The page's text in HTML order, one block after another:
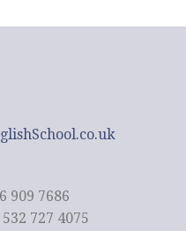
909 7686
727 4075